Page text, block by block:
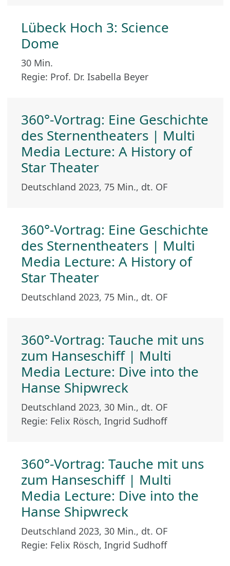
Lübeck Hoch 3: Science
Dome
30 Min.
Regie: Prof. Dr. Isabella Beyer
360°-Vortrag: Eine Geschichte
des Sternentheaters | Multi
Media Lecture: A History of
Star Theater
Deutschland 2023, 75 Min., dt. OF
360°-Vortrag: Eine Geschichte
des Sternentheaters | Multi
Media Lecture: A History of
Star Theater
Deutschland 2023, 75 Min., dt. OF
360°-Vortrag: Tauche mit uns
zum Hanseschiff | Multi
Media Lecture: Dive into the
Hanse Shipwreck
Deutschland 2023, 30 Min., dt. OF
Regie: Felix Rösch, Ingrid Sudhoff
360°-Vortrag: Tauche mit uns
zum Hanseschiff | Multi
Media Lecture: Dive into the
Hanse Shipwreck
Deutschland 2023, 30 Min., dt. OF
Regie: Felix Rösch, Ingrid Sudhoff